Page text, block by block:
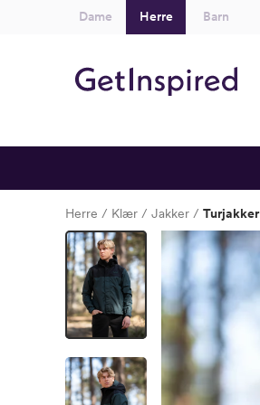
Dame Herre Barn
Herre Klær Jakker Turjakker